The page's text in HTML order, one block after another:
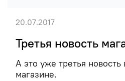
Третья новость
А это уже третья новость
магазине.
20.07.2017